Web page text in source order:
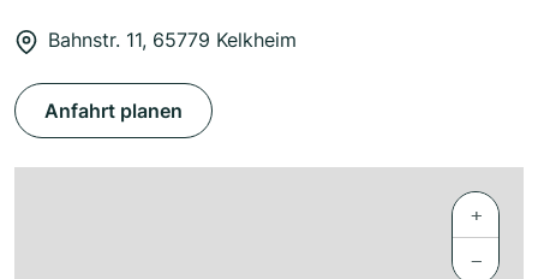
Bahnstr. 11, 65779 Kelkheim
Anfahrt planen
+
−